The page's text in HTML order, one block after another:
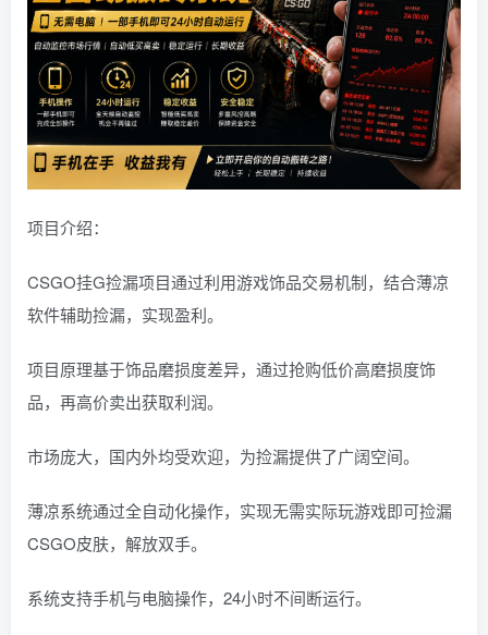
项目介绍：
CSGO挂G捡漏项目通过利用游戏饰品交易机制，结合薄凉
软件辅助捡漏，实现盈利。
项目原理基于饰品磨损度差异，通过抢购低价高磨损度饰
品，再高价卖出获取利润。
市场庞大，国内外均受欢迎，为捡漏提供了广阔空间。
薄凉系统通过全自动化操作，实现无需实际玩游戏即可捡漏
CSGO皮肤，解放双手。
系统支持手机与电脑操作，24小时不间断运行。